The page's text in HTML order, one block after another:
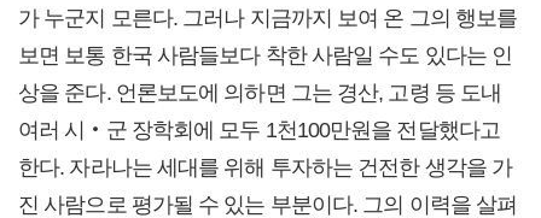
가 누군지 모른다. 그러나 지금까지 보여 온 그의 행보를
보면 보통 한국 사람들보다 착한 사람일 수도 있다는 인
상을 준다. 언론보도에 의하면 그는 경산, 고령 등 도내
여러 시‧군 장학회에 모두 1천100만원을 전달했다고
한다. 자라나는 세대를 위해 투자하는 건전한 생각을 가
진 사람으로 평가될 수 있는 부분이다. 그의 이력을 살펴